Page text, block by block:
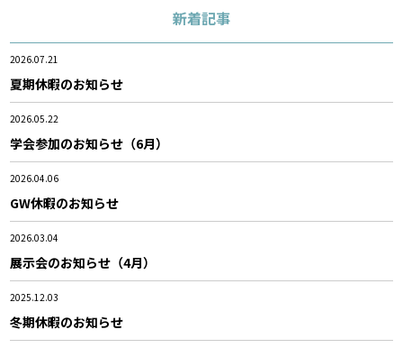
新着記事
2026.07.21
夏期休暇のお知らせ
2026.05.22
学会参加のお知らせ（6月）
2026.04.06
GW休暇のお知らせ
2026.03.04
展示会のお知らせ（4月）
2025.12.03
冬期休暇のお知らせ